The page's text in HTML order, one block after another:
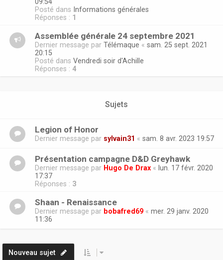
09:54
Posté dans Informations générales
Réponses : 1
Assemblée générale 24 septembre 2021
Dernier message par Télémaque « sam. 25 sept. 2021
20:15
Posté dans Vendredi soir d'Achille
Réponses : 4
Sujets
Legion of Honor
Dernier message par sylvain31 « sam. 8 avr. 2023 19:57
Présentation campagne D&D Greyhawk
Dernier message par Hugo De Drax « lun. 17 févr. 2020
17:37
Réponses : 3
Shaan - Renaissance
Dernier message par bobafred69 « mer. 29 janv. 2020
11:36
Nouveau sujet